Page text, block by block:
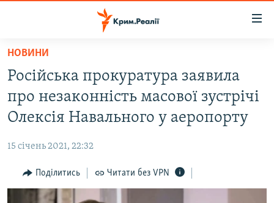
Перейти
основного
матеріалу
Перейти
до
основної
Перейти
до
ВІДЕО ТА ФОТО
БЛОГИ
ПОГЛЯД
ІНТЕРВ'Ю
НОВИНИ
Російська прокуратура заявила
про незаконність масової зустрічі
Олексія Навального у аеропорту
15 січень 2021, 22:32
Поділитись Читати без VPN